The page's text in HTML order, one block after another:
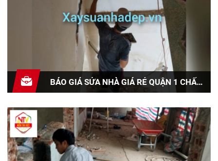
BÁO GIÁ SỬA NHÀ GIÁ RẺ QUẬN 1 CHẤT
LƯỢNG UY TÍN